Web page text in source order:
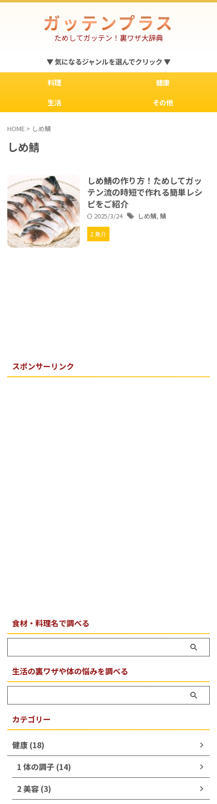
ガッテンプラス
ためしてガッテン！裏ワザ大辞典
▼ 気になるジャンルを選んでクリック ▼
料理
健康
生活
その他
HOME > しめ鯖
しめ鯖
しめ鯖の作り方！ためしてガッ
テン流の時短で作れる簡単レシ
ピをご紹介
2025/3/24 しめ鯖, 鯖
2 魚介
スポンサーリンク
食材・料理名で調べる
生活の裏ワザや体の悩みを調べる
カテゴリー
健康 (18)
1 体の調子 (14)
2 美容 (3)